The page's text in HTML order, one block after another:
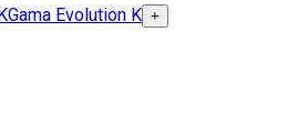
Gama Evolution K +